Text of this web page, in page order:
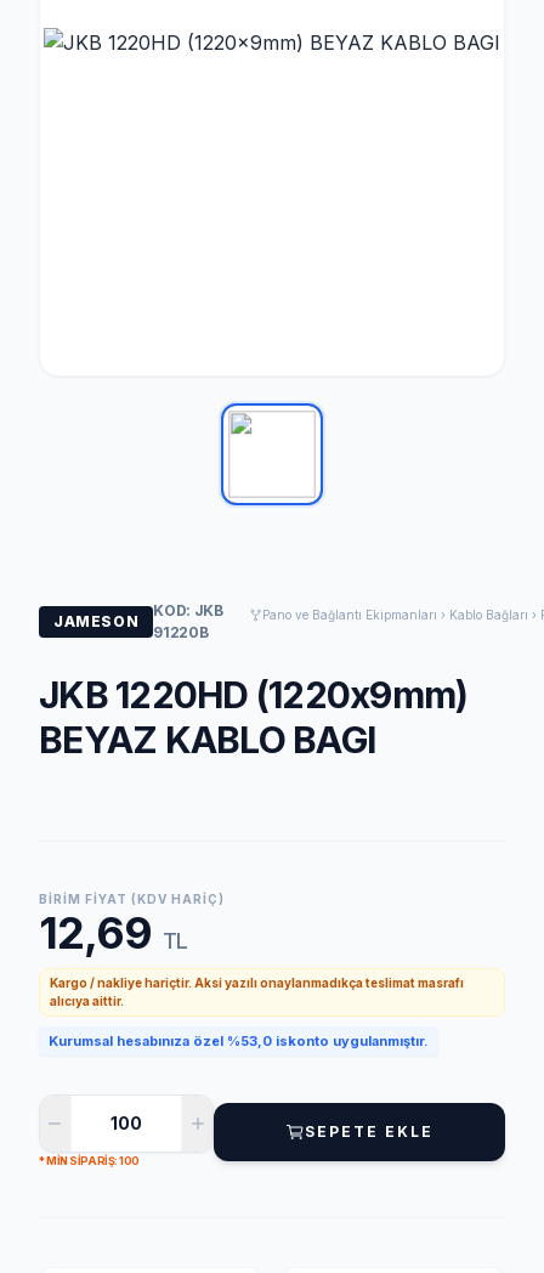
JAMESON
KOD: JKB
91220B
Pano ve Bağlantı Ekipmanları › Kablo Bağları ›
JKB 1220HD (1220x9mm)
BEYAZ KABLO BAGI
BIRIM FIYAT (KDV HARIÇ)
12,69 TL
Kargo / nakliye hariçtir. Aksi yazılı onaylanmadıkça teslimat masrafı
alıcıya aittir.
Kurumsal hesabınıza özel %53,0 iskonto uygulanmıştır.
* MIN SIPARIŞ: 100
SEPETE EKLE